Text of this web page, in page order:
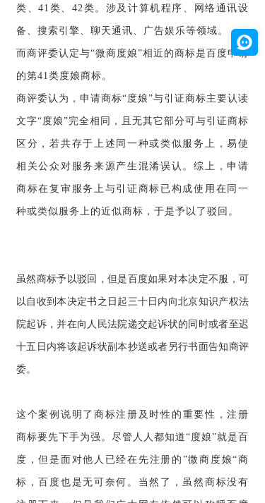
类、41类、42类。涉及计算机程序、网络通讯设
备、搜索引擎、聊天通讯、广告娱乐等领域。
而商评委认定与“微商度娘”相近的商标是百度申请
的第41类度娘商标。
商评委认为，申请商标“度娘”与引证商标主要认读
文字“度娘”完全相同，且无其它部分可与引证商标
区分，若共存于上述同一种或类似服务上，易使
相关公众对服务来源产生混淆误认。综上，申请
商标在复审服务上与引证商标已构成使用在同一
种或类似服务上的近似商标，于是予以了驳回。
虽然商标予以驳回，但是百度如果对本决定不服，可
以自收到本决定书之日起三十日内向北京知识产权法
院起诉，并在向人民法院递交起诉状的同时或者至迟
十五日内将该起诉状副本抄送或者另行书面告知商评
委。
这个案例说明了 商标注册 及时性的重要性，注册
商标要先下手为强。尽管人人都知道“度娘”就是百
度，但是面对他人已经在先注册的”微商度娘“商
标，百度也是无可奈何。当然了，虽然商标没有